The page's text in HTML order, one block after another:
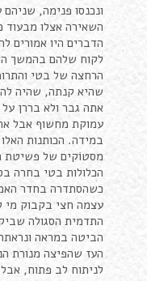
ונכנסו פנימה,
השאירה אצלו מבעוד
הדברים היו אמורים
לקוח שלהם בהמשך
הרחצה של בטי
שהיא קנתה, שהיה לה
אתה גבר ולא בררן
עמוקת מחשוף אבל
במידה. הכותנות
מסטוֹקים של פשיטת
הכלולות בטי בחרה
כשהסתדרה בחדר
עצמה חצי בקבוק מי
התדמית הסגולה
הביטה במראה
העז שהפיצה מנורת
לניתוח לב פתוח,